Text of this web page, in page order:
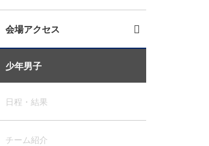
会場アクセス
少年男子
日程・結果
チーム紹介